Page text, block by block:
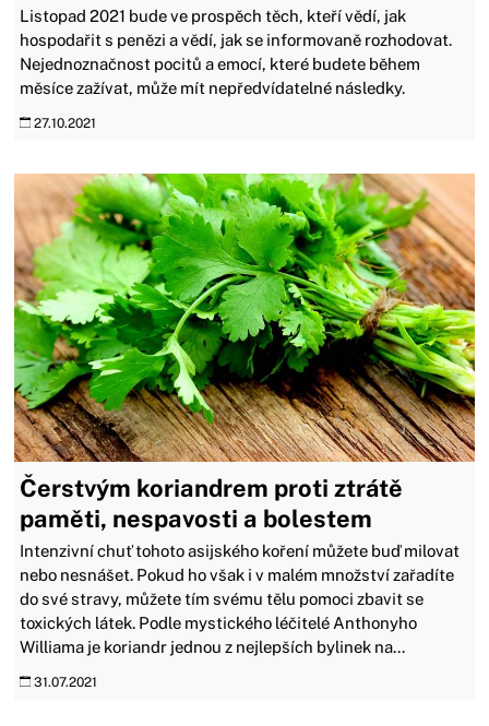
Listopad 2021 bude ve prospěch těch, kteří vědí, jak
hospodařit s penězi a vědí, jak se informovaně rozhodovat.
Nejednoznačnost pocitů a emocí, které budete během
měsíce zažívat, může mít nepředvídatelné následky.
27.10.2021
Čerstvým koriandrem proti ztrátě
paměti, nespavosti a bolestem
Intenzivní chuť tohoto asijského koření můžete buď milovat
nebo nesnášet. Pokud ho však i v malém množství zařadíte
do své stravy, můžete tím svému tělu pomoci zbavit se
toxických látek. Podle mystického léčitelé Anthonyho
Williama je koriandr jednou z nejlepších bylinek na...
31.07.2021